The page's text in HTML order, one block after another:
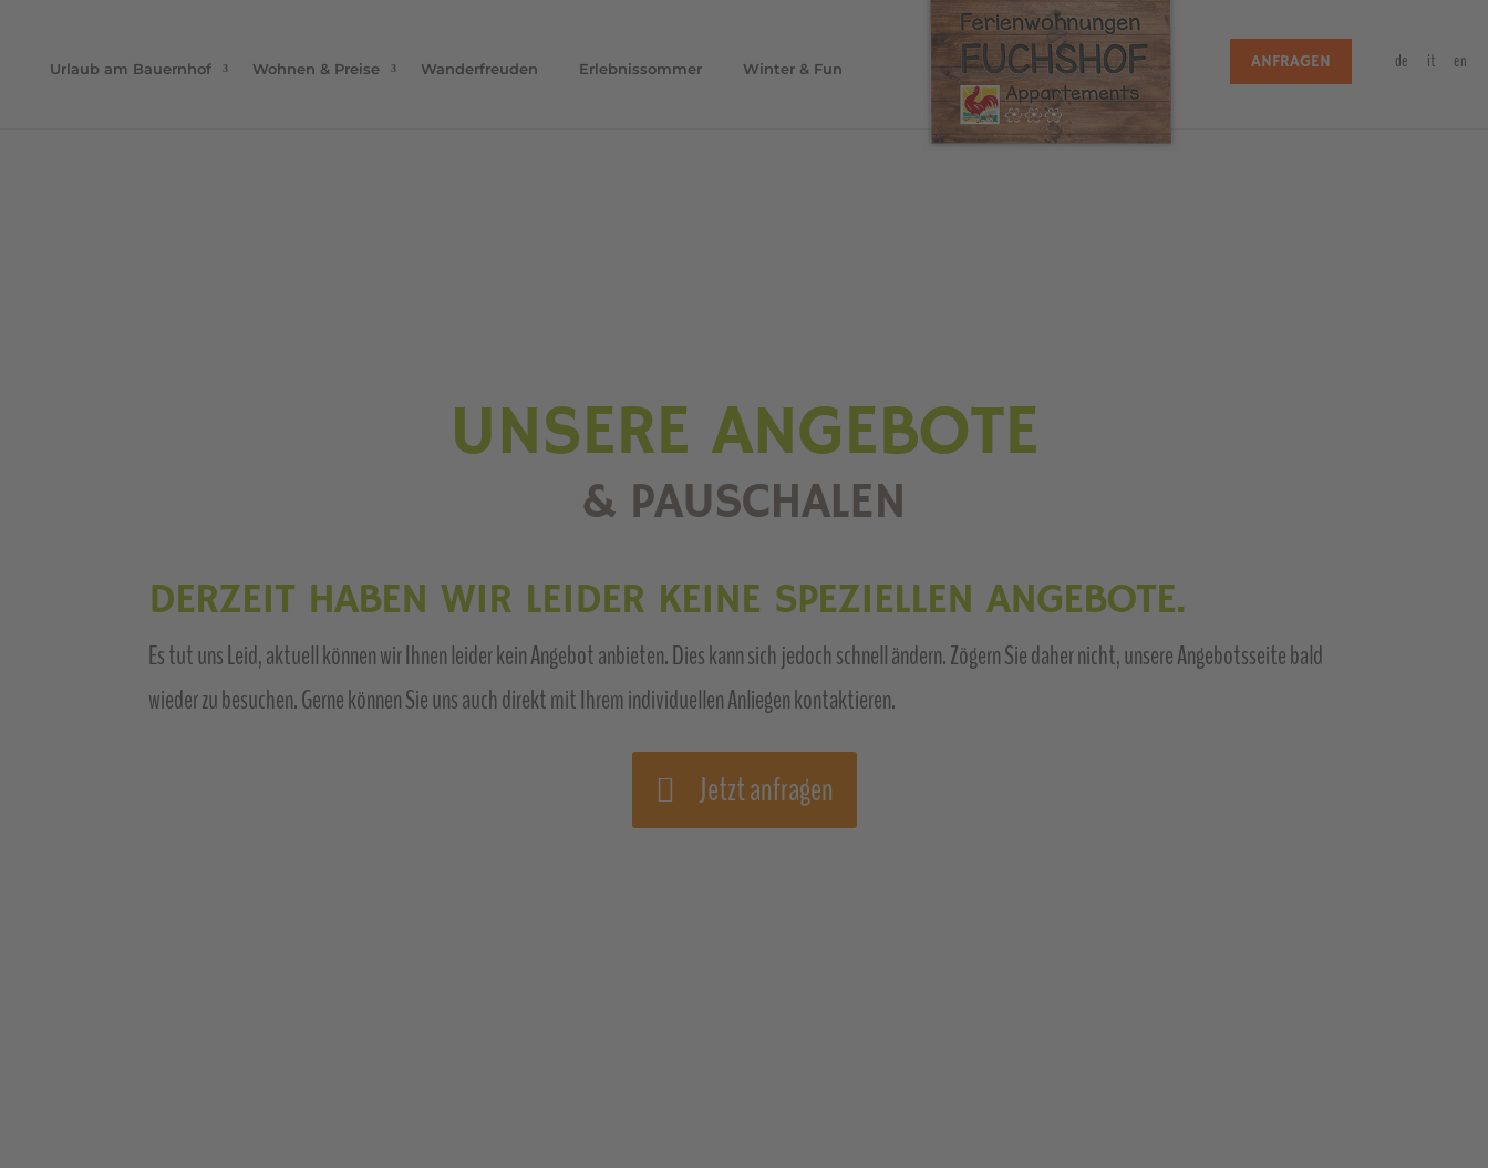
ANFRAGEN de it en
Urlaub am Bauernhof Wohnen & Preise Wanderfreuden Erlebnissommer Winter & Fun
UNSERE ANGEBOTE
& PAUSCHALEN
DERZEIT HABEN WIR LEIDER KEINE SPEZIELLEN ANGEBOTE.
Es tut uns Leid, aktuell können wir Ihnen leider kein Angebot anbieten. Dies kann sich jedoch schnell ändern. Zögern Sie daher nicht, unsere Angebotsseite bald
wieder zu besuchen. Gerne können Sie uns auch direkt mit Ihrem individuellen Anliegen kontaktieren.
Jetzt anfragen